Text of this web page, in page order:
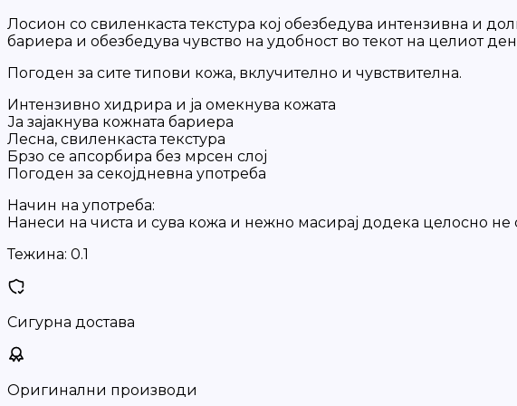
Лосион со свиленкаста текстура кој обезбедува интензивна и
бариера и обезбедува чувство на удобност во текот на целиот
Погоден за сите типови кожа, вклучително и чувствителна.
Интензивно хидрира и ја омекнува кожата
Ја зајакнува кожната бариера
Лесна, свиленкаста текстура
Брзо се апсорбира без мрсен слој
Погоден за секојдневна употреба
Начин на употреба:
Нанеси на чиста и сува кожа и нежно масирај додека целосно не
Тежина: 0.1
Сигурна достава
Оригинални производи